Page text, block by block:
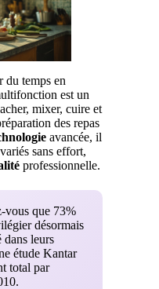
du temps en
est un
mixer, cuire et
des repas
avancée, il
sans effort,
professionnelle.
que 73%
désormais
dans leurs
étude Kantar
total par